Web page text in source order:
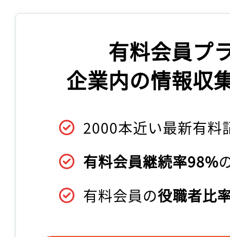
有料会員プ
企業内の情報収
2000本近い最新有料
有料会員継続率98%
有料会員の役職者比